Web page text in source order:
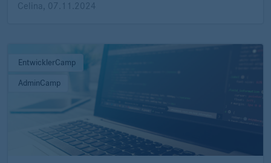
Celina
07.11.2024
EntwicklerCamp
AdminCamp